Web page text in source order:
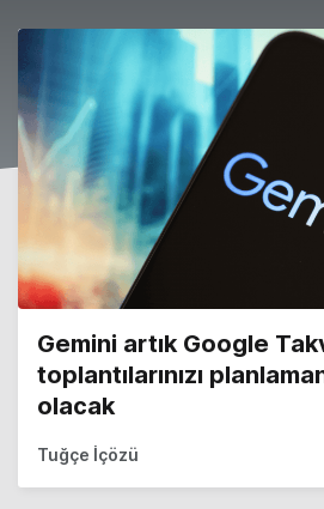
Gemini artık Google
toplantılarınızı
olacak
Tuğçe İçözü